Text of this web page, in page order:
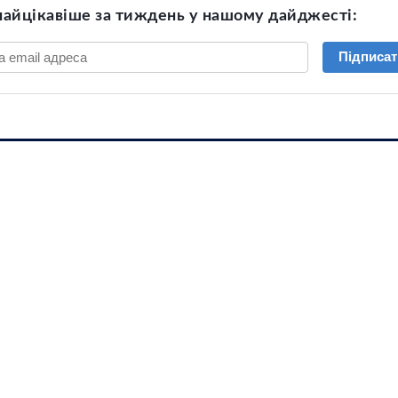
за тиждень у нашому дайджесті: